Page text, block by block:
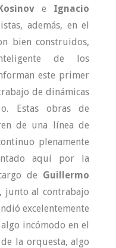
e Ignacio
además, en el
bien construidos,
de los
este primer
de dinámicas
Estas obras de
de una línea de
plenamente
aquí por la
de Guillermo
, junto al contrabajo
excelentemente
incómodo en el
la orquesta, algo